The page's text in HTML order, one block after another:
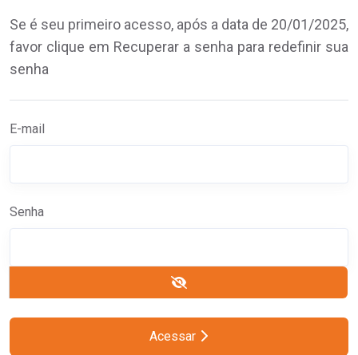
Se é seu primeiro acesso, após a data de 20/01/2025,
favor clique em Recuperar a senha para redefinir sua
senha
E-mail
Senha
Acessar